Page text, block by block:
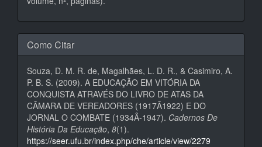
Como Citar
Souza, D. M. R. de, Magalhães, L. D. R., & Casimiro, A.
P. B. S. (2009). A EDUCAÇÃO EM VITÓRIA DA
CONQUISTA ATRAVÉS DO LIVRO DE ATAS DA
CÂMARA DE VEREADORES (1917Â­1922) E DO
JORNAL O COMBATE (1934Â­-1947). Cadernos De
História Da Educação, 8(1).
https://seer.ufu.br/index.php/che/article/view/2279